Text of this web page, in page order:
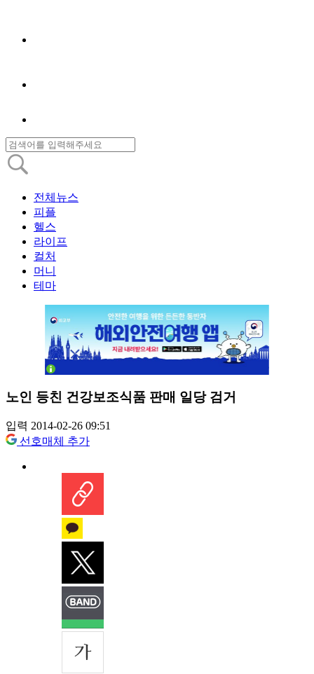
전체뉴스
피플
헬스
라이프
컬처
머니
테마
노인 등친 건강보조식품 판매 일당 검거
입력 2014-02-26 09:51
선호매체 추가